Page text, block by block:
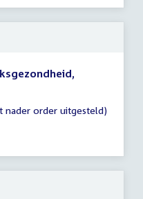
nader order uitgesteld)